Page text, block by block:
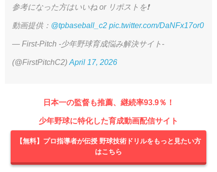
参考になった方はいいね or リポストを❗️
動画提供： @tpbaseball_c2 pic.twitter.com/DaNFx17or0
— First-Pitch -少年野球育成悩み解決サイト-
(@FirstPitchC2) April 17, 2026
日本一の監督も推薦、継続率93.9％！
少年野球に特化した育成動画配信サイト
【無料】プロ指導者が伝授 野球技術ドリルをもっと見たい方
はこちら